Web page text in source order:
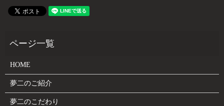
HOME
夢二のご紹介
夢二のこだわり